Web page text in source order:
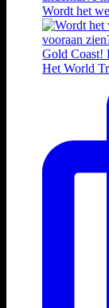
Wordt het
Het World